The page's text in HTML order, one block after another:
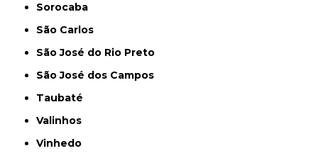
Sorocaba
São Carlos
São José do Rio Preto
São José dos Campos
Taubaté
Valinhos
Vinhedo